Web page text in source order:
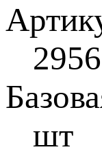
2956
шт